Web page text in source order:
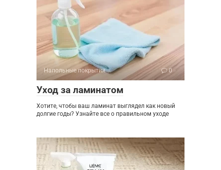
Напольные покрытия 0
Уход за ламинатом
Хотите, чтобы ваш ламинат выглядел как новый
долгие годы? Узнайте все о правильном уходе